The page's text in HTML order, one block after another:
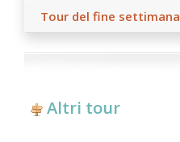
Tour del fine settimana
Altri tour